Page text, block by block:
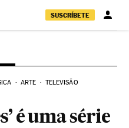
SUSCRÍBETE
ARTE TELEVISÃO
é uma série